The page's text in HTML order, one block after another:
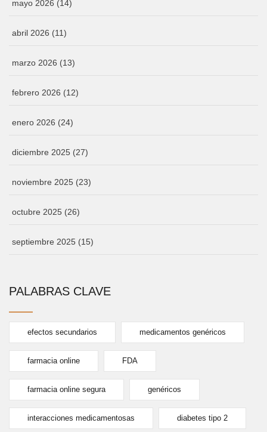
mayo 2026 (14)
abril 2026 (11)
marzo 2026 (13)
febrero 2026 (12)
enero 2026 (24)
diciembre 2025 (27)
noviembre 2025 (23)
octubre 2025 (26)
septiembre 2025 (15)
PALABRAS CLAVE
efectos secundarios medicamentos genéricos
farmacia online FDA
farmacia online segura genéricos
interacciones medicamentosas diabetes tipo 2